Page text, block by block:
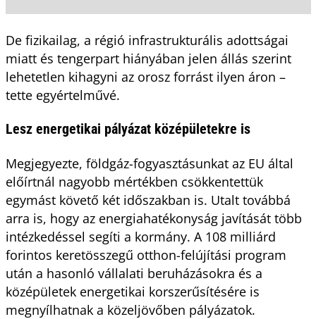
De fizikailag, a régió infrastrukturális adottságai
miatt és tengerpart hiányában jelen állás szerint
lehetetlen kihagyni az orosz forrást ilyen áron –
tette egyértelművé.
Lesz energetikai pályázat középületekre is
Megjegyezte, földgáz-fogyasztásunkat az EU által
előírtnál nagyobb mértékben csökkentettük
egymást követő két időszakban is. Utalt továbbá
arra is, hogy az energiahatékonyság javítását több
intézkedéssel segíti a kormány. A 108 milliárd
forintos keretösszegű otthon-felújítási program
után a hasonló vállalati beruházásokra és a
középületek energetikai korszerűsítésére is
megnyílhatnak a közeljövőben pályázatok.